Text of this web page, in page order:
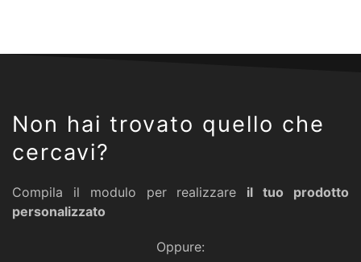
Non hai trovato quello che
cercavi?
Compila il modulo per realizzare il tuo prodotto
personalizzato
Oppure: